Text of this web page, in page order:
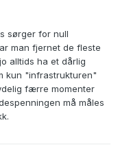
sørger for null
man fjernet de fleste
alltids ha et dårlig
kun "infrastrukturen"
færre momenter
må måles